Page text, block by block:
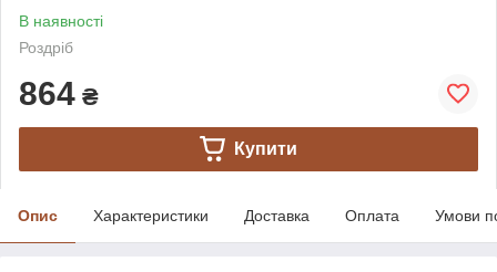
В наявності
Роздріб
864 ₴
Купити
Опис Характеристики Доставка Оплата Умови